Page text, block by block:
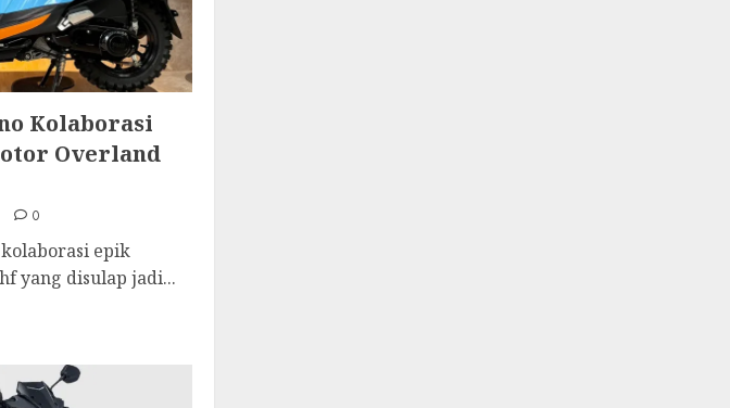
Kolaborasi
Overland
0
epik
yang disulap jadi...